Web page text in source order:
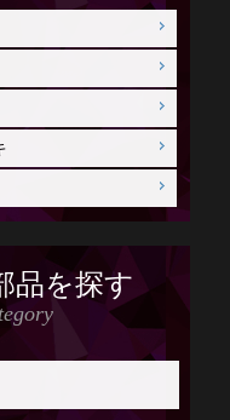
品を探す